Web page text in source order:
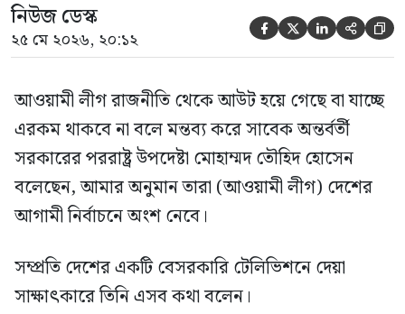
নিউজ ডেস্ক
২৫ মে ২০২৬, ২০:১২     
আওয়ামী লীগ রাজনীতি থেকে আউট হয়ে গেছে বা যাচ্ছে
এরকম থাকবে না বলে মন্তব্য করে সাবেক অন্তর্বর্তী
সরকারের পররাষ্ট্র উপদেষ্টা মোহাম্মদ তৌহিদ হোসেন
বলেছেন, আমার অনুমান তারা (আওয়ামী লীগ) দেশের
আগামী নির্বাচনে অংশ নেবে।
সম্প্রতি দেশের একটি বেসরকারি টেলিভিশনে দেয়া
সাক্ষাৎকারে তিনি এসব কথা বলেন।